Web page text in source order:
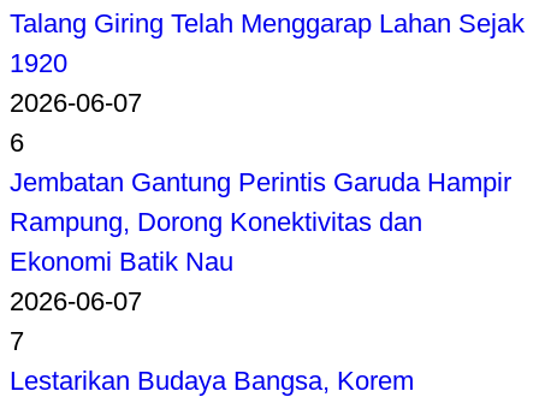
Talang Giring Telah Menggarap Lahan Sejak
1920
2026-06-07
6
Jembatan Gantung Perintis Garuda Hampir
Rampung, Dorong Konektivitas dan
Ekonomi Batik Nau
2026-06-07
7
Lestarikan Budaya Bangsa, Korem